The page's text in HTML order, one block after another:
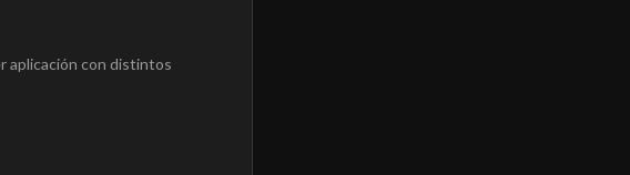
aplicación con distintos